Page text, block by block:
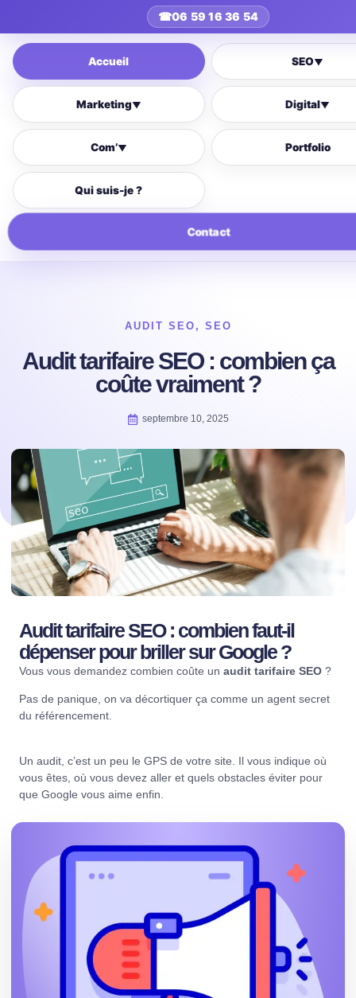
☎06 59 16 36 54
Accueil SEO▼
Marketing▼ Digital▼
Com’▼ Portfolio
Qui suis-je ?
Contact
AUDIT SEO , SEO
Audit tarifaire SEO : combien ça
coûte vraiment ?
septembre 10, 2025
Audit tarifaire SEO : combien faut-il
dépenser pour briller sur Google ?
Vous vous demandez combien coûte un audit tarifaire SEO ?
Pas de panique, on va décortiquer ça comme un agent secret
du référencement.
Un audit, c’est un peu le GPS de votre site. Il vous indique où
vous êtes, où vous devez aller et quels obstacles éviter pour
que Google vous aime enfin.